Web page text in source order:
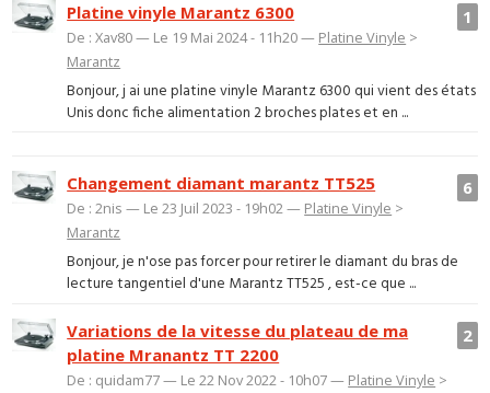
1
Platine vinyle Marantz 6300
De : Xav80 — Le 19 Mai 2024 - 11h20 — Platine Vinyle >
Marantz
Bonjour, j ai une platine vinyle Marantz 6300 qui vient des états
Unis donc fiche alimentation 2 broches plates et en ...
6
Changement diamant marantz TT525
De : 2nis — Le 23 Juil 2023 - 19h02 — Platine Vinyle >
Marantz
Bonjour, je n'ose pas forcer pour retirer le diamant du bras de
lecture tangentiel d'une Marantz TT525 , est-ce que ...
2
Variations de la vitesse du plateau de ma
platine Mranantz TT 2200
De : quidam77 — Le 22 Nov 2022 - 10h07 — Platine Vinyle >